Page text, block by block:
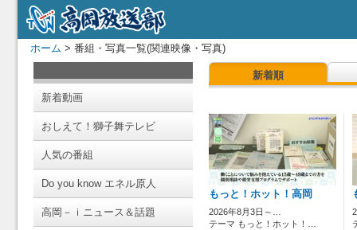
ホーム > 番組・写真一覧(関連映像・写真)
新着動画
おしえて！獅子舞テレビ
人気の番組
Do you know エネル原人
高岡－ｉニュース＆話題
新着順
もっと！ホット！高岡
2026年8月3日～…
テーマ もっと！ホット！…